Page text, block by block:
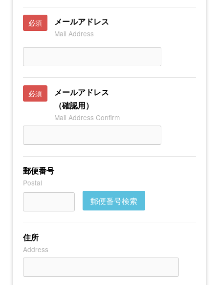
必須 メールアドレス
Mail Address
必須
メールアドレス
（確認用）
Mail Address Confirm
郵便番号
Postal
郵便番号検索
住所
Address